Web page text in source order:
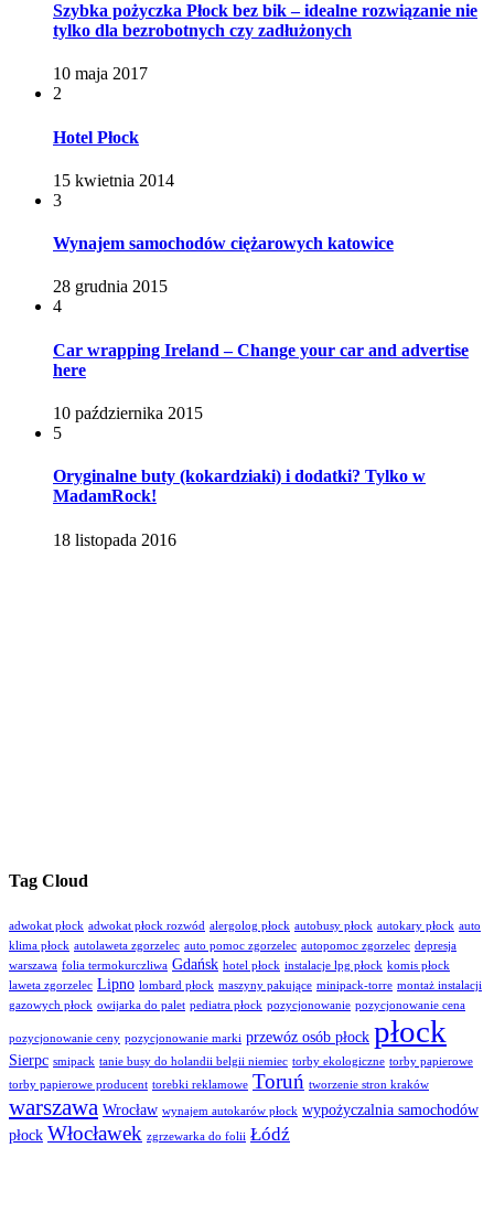
Szybka pożyczka Płock bez bik – idealne rozwiązanie nie
tylko dla bezrobotnych czy zadłużonych
10 maja 2017
2
Hotel Płock
15 kwietnia 2014
3
Wynajem samochodów ciężarowych katowice
28 grudnia 2015
4
Car wrapping Ireland – Change your car and advertise
here
10 października 2015
5
Oryginalne buty (kokardziaki) i dodatki? Tylko w
MadamRock!
18 listopada 2016
Tag Cloud
adwokat płock adwokat płock rozwód alergolog płock autobusy płock autokary płock auto
klima płock autolaweta zgorzelec auto pomoc zgorzelec autopomoc zgorzelec depresja
warszawa folia termokurczliwa Gdańsk hotel płock instalacje lpg płock komis płock
laweta zgorzelec Lipno lombard płock maszyny pakujące minipack-torre montaż instalacji
gazowych płock owijarka do palet pediatra płock pozycjonowanie pozycjonowanie cena
pozycjonowanie ceny pozycjonowanie marki przewóz osób płock płock
Sierpc smipack tanie busy do holandii belgii niemiec torby ekologiczne torby papierowe
torby papierowe producent torebki reklamowe Toruń tworzenie stron kraków
warszawa Wrocław wynajem autokarów płock wypożyczalnia samochodów
płock Włocławek zgrzewarka do folii Łódź